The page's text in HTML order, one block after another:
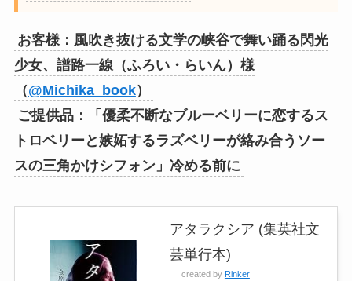
お客様：風吹き抜ける文学の峡谷で舞い踊る閃光
少女、譜路一線（ふろい・らいん）様
（@Michika_book）
ご提供品：「優柔不断なブルーベリーに恋するス
トロベリーと嫉妬するラズベリーが絡み合うソー
スの三角かけシフォン」冷める前に
アタラクシア (集英社文
芸単行本)
created by Rinker